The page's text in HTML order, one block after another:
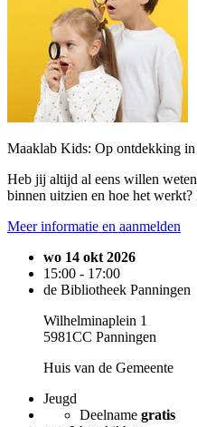
Maaklab Kids: Op ontdekking in
Heb jij altijd al eens willen
binnen uitzien en hoe het
Meer informatie en aanmelden
wo 14 okt 2026
15:00 - 17:00
de Bibliotheek Panningen
Wilhelminaplein 1
5981CC Panningen
Huis van de Gemeente
Jeugd
Deelname gratis